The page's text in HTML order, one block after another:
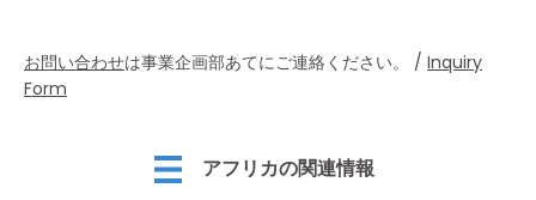
お問い合わせは事業企画部あてにご連絡ください。 / Inquiry
Form
アフリカの関連情報